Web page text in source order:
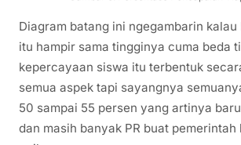
Diagram batang ini ngegambarin
itu hampir sama tingginya cuma beda
kepercayaan siswa itu terbentuk
semua aspek tapi sayangnya
50 sampai 55 persen yang artinya
dan masih banyak PR buat pemerintah